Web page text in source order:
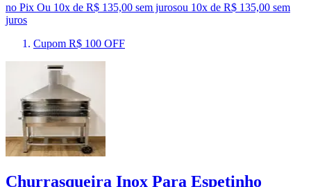
no Pix Ou 10x de R$ 135,00 sem jurosou 10x de R$ 135,00 sem
juros
Cupom R$ 100 OFF
Churrasqueira Inox Para Espetinho